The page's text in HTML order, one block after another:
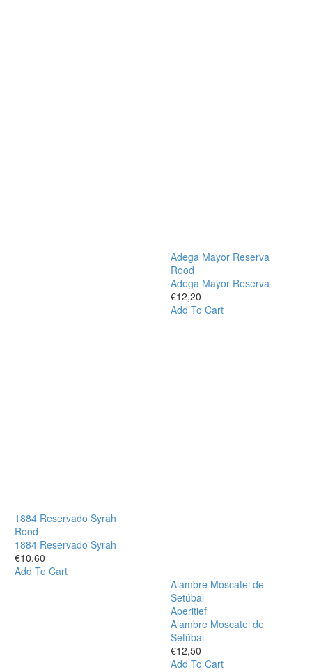
1884 Reservado Syrah
Rood
1884 Reservado Syrah
€10,60
Add To Cart
Adega Mayor Reserva
Rood
Adega Mayor Reserva
€12,20
Add To Cart
Alambre Moscatel de
Setúbal
Aperitief
Alambre Moscatel de
Setúbal
€12,50
Add To Cart